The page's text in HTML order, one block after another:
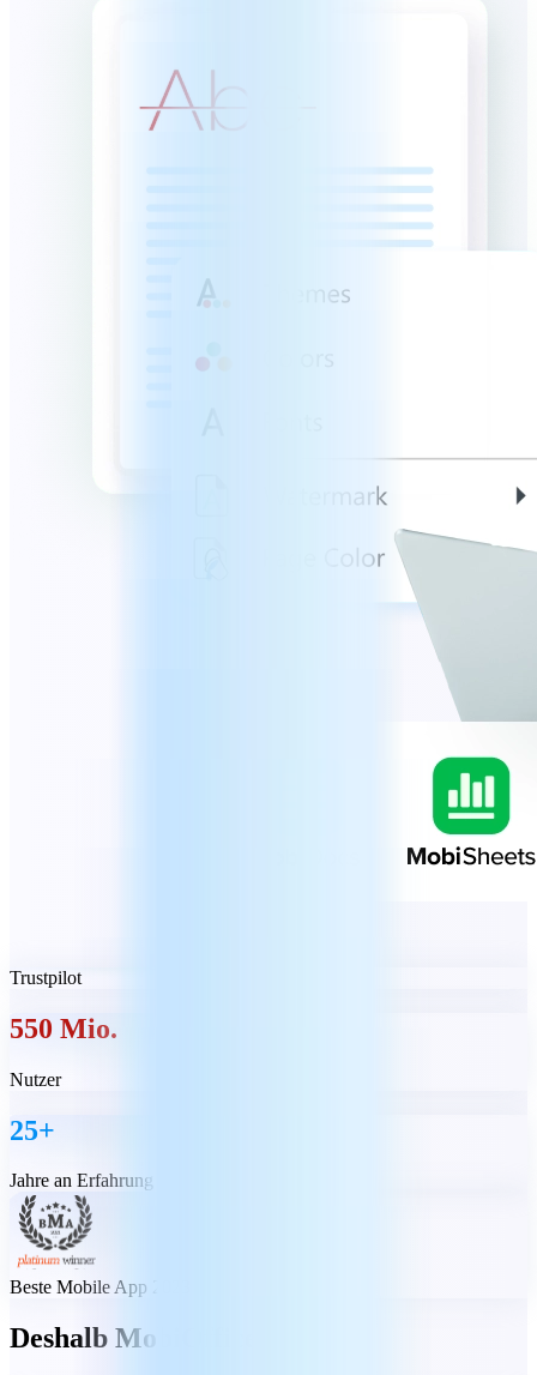
Trustpilot
550 Mio.
Nutzer
25+
Jahre an Erfahrung
Beste Mobile App 2023
Deshalb MobiOffice